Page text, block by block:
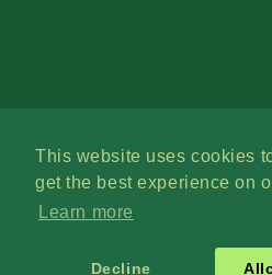
This website uses cookies
get the best experience on
Learn more
Decline